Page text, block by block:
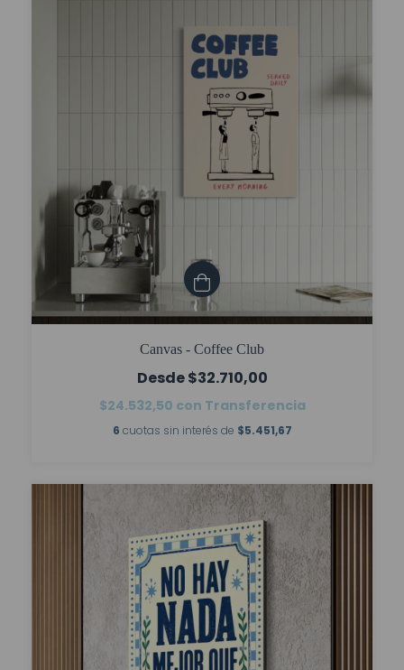
Canvas - Coffee Club
$32.710,00
$24.532,50 con Transferencia
6 cuotas sin interés de $5.451,67